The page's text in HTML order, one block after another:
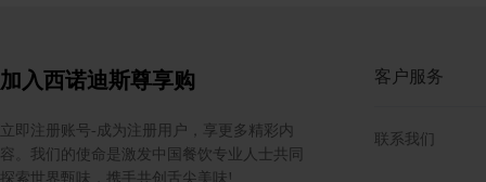
加入西诺迪斯尊享购
立即注册账号-成为注册用户，享更多精彩内
容。我们的使命是激发中国餐饮专业人士共同
探索世界甄味，携手共创舌尖美味!
客户服务
联系我们